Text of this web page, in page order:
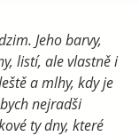
Jeho barvy,
listí, ale vlastně i
a mlhy, kdy je
nejradši
ty dny, které